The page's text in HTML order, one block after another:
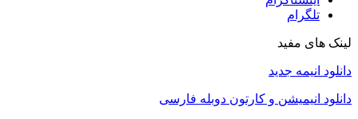
تلگرام
لینک های مفید
دانلود انیمه جدید
دانلود انیمیشن و کارتون دوبله فارسی